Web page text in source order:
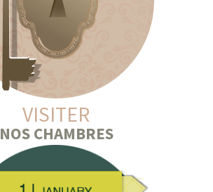
VISITER
NOS CHAMBRES